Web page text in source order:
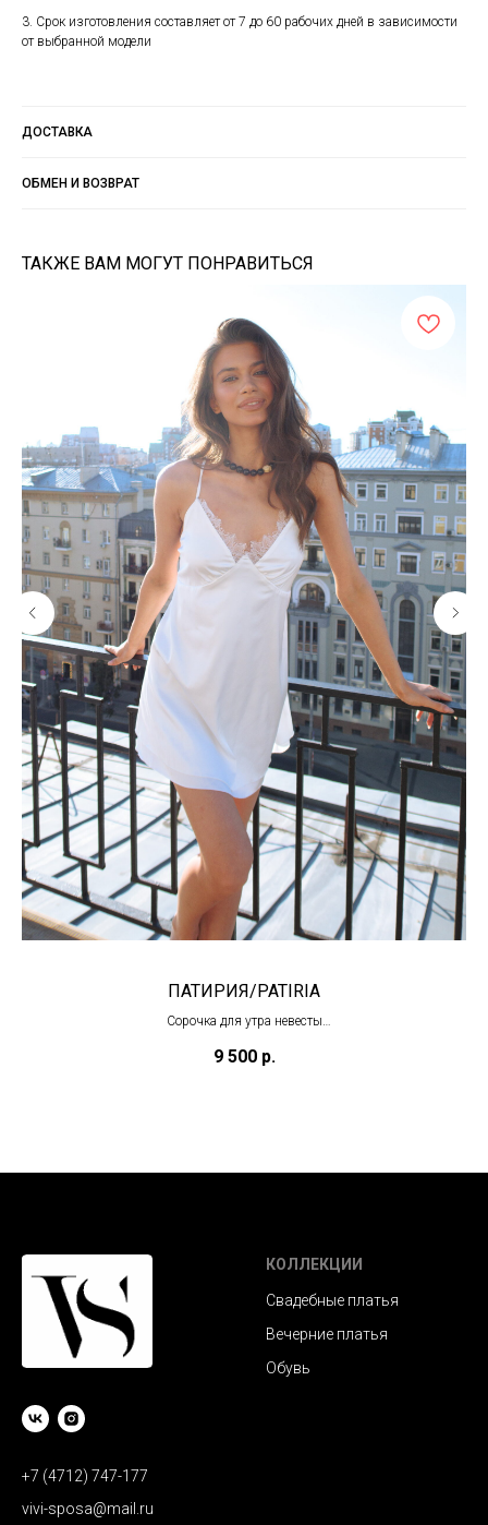
3. Срок изготовления составляет от 7 до 60 рабочих дней в зависимости
от выбранной модели
ДОСТАВКА
ОБМЕН И ВОЗВРАТ
ТАКЖЕ ВАМ МОГУТ ПОНРАВИТЬСЯ
ПАТИРИЯ/PATIRIA
Сорочка для утра невесты
9 500 р.
+7 (4712) 747-177
vivi-sposa@mail.ru
КОЛЛЕКЦИИ
Свадебные платья
Вечерние платья
Обувь